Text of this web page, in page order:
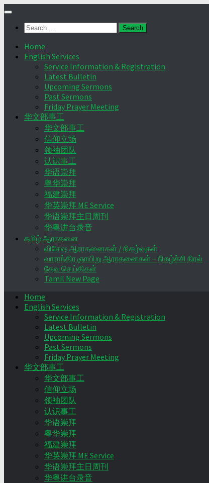
Skip
contentSearch
Home
English Services
Service Information & Registration
Latest Bulletin
Upcoming Sermons
Past Sermons
Friday Prayer Meeting
华文部事工
华文部事工
信仰立场
领袖团队
认识事工
华语崇拜
粤华崇拜
福建崇拜
华英崇拜 ME Service
华语崇拜主日周刊
华粤讲台录音
தமிழ் ஆராதனை
விசேஷ ஆராதனைகள் / நிகழ்வுகள்
வாராந்திர ஞாயிறு ஆராதனைகள் – நிகழ்ச்சி நிரல்
தேவ செய்திகள்
Tamil New Page
Home
English Services
Service Information & Registration
Latest Bulletin
Upcoming Sermons
Past Sermons
Friday Prayer Meeting
华文部事工
华文部事工
信仰立场
领袖团队
认识事工
华语崇拜
粤华崇拜
福建崇拜
华英崇拜 ME Service
华语崇拜主日周刊
华粤讲台录音